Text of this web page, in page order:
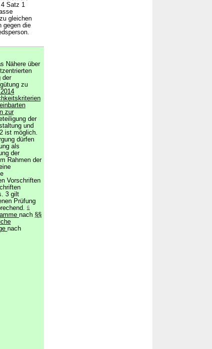
4 Satz 1
gleichen
gegen die
Nähere über
der
zu
zur
der
und
ist möglich.
dürfen
als
der
Rahmen der
Vorschriften
3 gilt
Prüfung
6
nach §§
nach